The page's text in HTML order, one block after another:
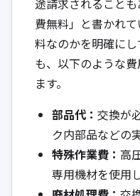
費無料」と書かれ
料なのかを明確に
も、以下のような
ます。
部品代： 交換が
ク内部品などの
特殊作業費： 高
専用機材を使用